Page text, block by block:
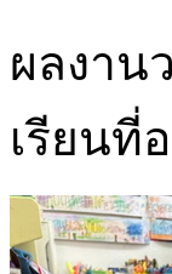
ผลงาน
เรียนที่